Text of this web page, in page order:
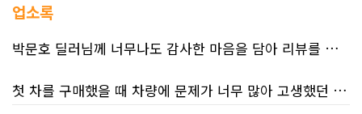
업소록
박문호 딜러님께 너무나도 감사한 마음을 담아 리뷰를 남깁니다.
첫 차를 구매했을 때 차량에 문제가 너무 많아 고생했던 경험이 있어서, 이번에는 정말 신중하게 고민하고 꼼꼼하게 알아본 후 차를 구매하고 싶었습니다. 그러던 중 사우스포인트의 박문호 딜러님을 만나면서 그동안의 고민이 모두 해결되었습니다.